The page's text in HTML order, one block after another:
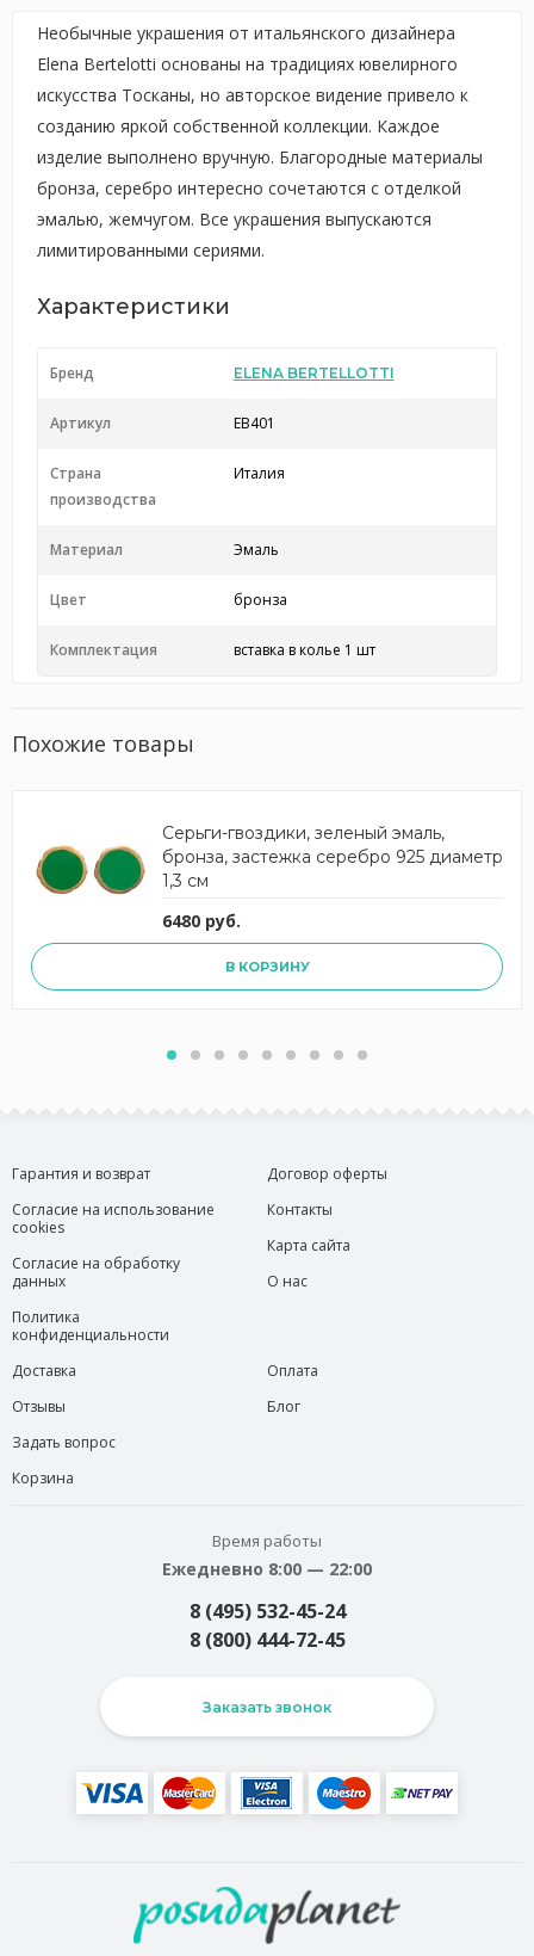
Необычные украшения от итальянского дизайнера
Elena Bertelotti основаны на традициях ювелирного
искусства Тосканы, но авторское видение привело к
созданию яркой собственной коллекции. Каждое
изделие выполнено вручную. Благородные материалы
бронза, серебро интересно сочетаются с отделкой
эмалью, жемчугом. Все украшения выпускаются
лимитированными сериями.
Характеристики
Бренд ELENA BERTELLOTTI
Артикул EB401
Страна
производства
Италия
Материал Эмаль
Цвет бронза
Комплектация вставка в колье 1 шт
Похожие товары
Серьги-гвоздики, зеленый эмаль,
бронза, застежка серебро 925 диаметр
1,3 см
6480 руб.
В КОРЗИНУ
Гарантия и возврат
Согласие на использование
cookies
Согласие на обработку
данных
Политика
конфиденциальности
Договор оферты
Контакты
Карта сайта
О нас
Доставка
Отзывы
Задать вопрос
Корзина
Оплата
Блог
Время работы
Ежедневно 8:00 — 22:00
8 (495) 532-45-24
8 (800) 444-72-45
Заказать звонок